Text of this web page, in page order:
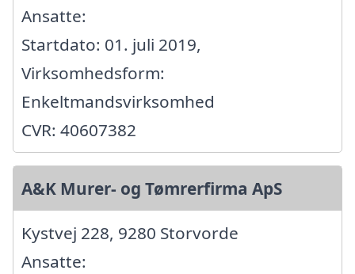
Ansatte:
Startdato: 01. juli 2019,
Virksomhedsform:
Enkeltmandsvirksomhed
CVR: 40607382
A&K Murer- og Tømrerfirma ApS
Kystvej 228, 9280 Storvorde
Ansatte: